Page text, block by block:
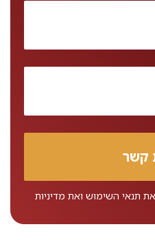
תנאי השימוש ואת מדיניות